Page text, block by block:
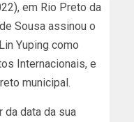
em Rio Preto da
Sousa assinou o
Yuping como
Internacionais, e
municipal.
da data da sua